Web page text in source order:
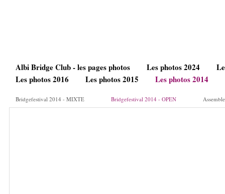
Albi Bridge Club - les pages photos Les photos 2024
Les photos 2016
Les photos 2015 Les photos 2014
Bridgefestival 2014 - MIXTE Bridgefestival 2014 - OPEN